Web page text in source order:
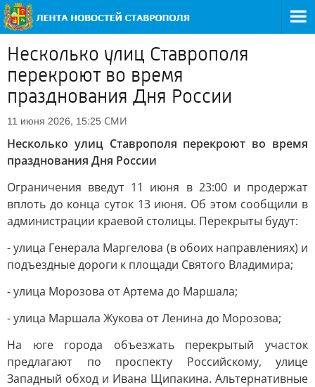
Несколько улиц Ставрополя
перекроют во время
празднования Дня России
11 июня 2026, 15:25 СМИ
Несколько улиц Ставрополя перекроют во время
празднования Дня России
Ограничения введут 11 июня в 23:00 и продержат
вплоть до конца суток 13 июня. Об этом сообщили в
администрации краевой столицы. Перекрыты будут:
- улица Генерала Маргелова (в обоих направлениях) и
подъездные дороги к площади Святого Владимира;
- улица Морозова от Артема до Маршала;
- улица Маршала Жукова от Ленина до Морозова;
На юге города объезжать перекрытый участок
предлагают по проспекту Российскому, улице
Западный обход и Ивана Щипакина. Альтернативные